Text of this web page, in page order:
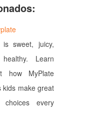
is sweet, juicy,
Learn
how MyPlate
kids make great
choices every